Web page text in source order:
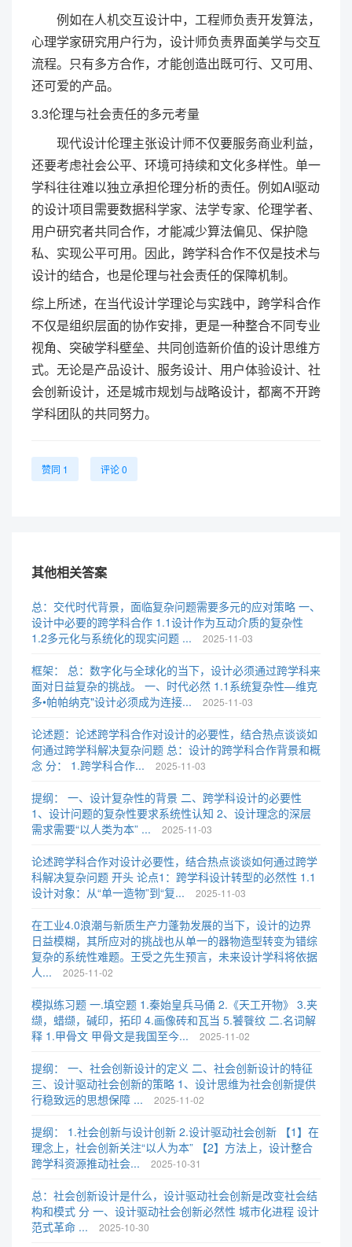
例如在人机交互设计中，工程师负责开发算法，
心理学家研究用户行为，设计师负责界面美学与交互
流程。只有多方合作，才能创造出既可行、又可用、
还可爱的产品。
3.3伦理与社会责任的多元考量
现代设计伦理主张设计师不仅要服务商业利益，
还要考虑社会公平、环境可持续和文化多样性。单一
学科往往难以独立承担伦理分析的责任。例如AI驱动
的设计项目需要数据科学家、法学专家、伦理学者、
用户研究者共同合作，才能减少算法偏见、保护隐
私、实现公平可用。因此，跨学科合作不仅是技术与
设计的结合，也是伦理与社会责任的保障机制。
综上所述，在当代设计学理论与实践中，跨学科合作
不仅是组织层面的协作安排，更是一种整合不同专业
视角、突破学科壁垒、共同创造新价值的设计思维方
式。无论是产品设计、服务设计、用户体验设计、社
会创新设计，还是城市规划与战略设计，都离不开跨
学科团队的共同努力。
赞同 1 评论 0
其他相关答案
总：交代时代背景，面临复杂问题需要多元的应对策略 一、
设计中必要的跨学科合作 1.1设计作为互动介质的复杂性
1.2多元化与系统化的现实问题 ...
2025-11-03
框架： 总：数字化与全球化的当下，设计必须通过跨学科来
面对日益复杂的挑战。 一、时代必然 1.1系统复杂性—维克
多•帕帕纳克"设计必须成为连接...
2025-11-03
论述题：论述跨学科合作对设计的必要性，结合热点谈谈如
何通过跨学科解决复杂问题 总：设计的跨学科合作背景和概
念 分： 1.跨学科合作...
2025-11-03
提纲： 一、设计复杂性的背景 二、跨学科设计的必要性
1、设计问题的复杂性要求系统性认知 2、设计理念的深层
需求需要“以人类为本” ...
2025-11-03
论述跨学科合作对设计必要性，结合热点谈谈如何通过跨学
科解决复杂问题 开头 论点1：跨学科设计转型的必然性 1.1
设计对象：从“单一造物”到“复...
2025-11-03
在工业4.0浪潮与新质生产力蓬勃发展的当下，设计的边界
日益模糊，其所应对的挑战也从单一的器物造型转变为错综
复杂的系统性难题。王受之先生预言，未来设计学科将依据
人...
2025-11-02
模拟练习题 一.填空题 1.秦始皇兵马俑 2.《天工开物》 3.夹
缬，蜡缬，碱印，拓印 4.画像砖和瓦当 5.饕餮纹 二.名词解
释 1.甲骨文 甲骨文是我国至今...
2025-11-02
提纲： 一、社会创新设计的定义 二、社会创新设计的特征
三、设计驱动社会创新的策略 1、设计思维为社会创新提供
行稳致远的思想保障 ...
2025-11-02
提纲： 1.社会创新与设计创新 2.设计驱动社会创新 【1】在
理念上，社会创新关注“以人为本” 【2】方法上，设计整合
跨学科资源推动社会...
2025-10-31
总：社会创新设计是什么，设计驱动社会创新是改变社会结
构和模式 分 一、设计驱动社会创新必然性 城市化进程 设计
范式革命 ...
2025-10-30